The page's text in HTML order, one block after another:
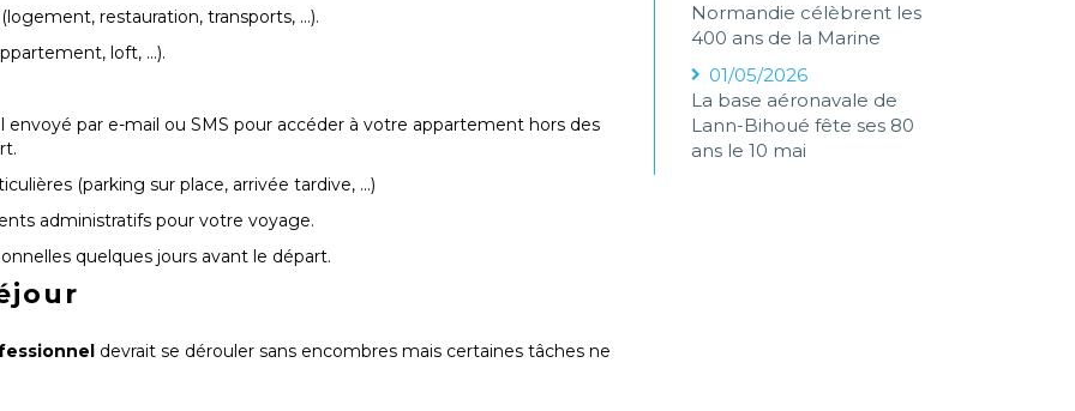
restauration, transports, …).
loft, ...).
par e-mail ou SMS pour accéder à votre appartement hors des
(parking sur place, arrivée tardive, ...)
administratifs pour votre voyage.
quelques jours avant le départ.
devrait se dérouler sans encombres mais certaines tâches ne
Normandie célèbrent les
400 ans de la Marine
01/05/2026
La base aéronavale de
Lann-Bihoué fête ses 80
ans le 10 mai